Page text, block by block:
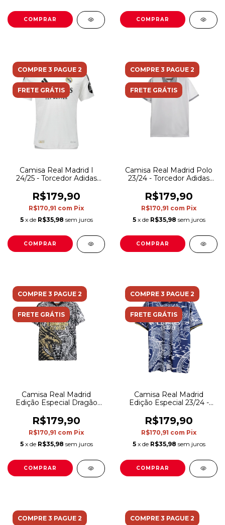
COMPRAR COMPRAR
COMPRE 3 PAGUE 2
FRETE GRÁTIS
Camisa Real Madrid I
24/25 - Torcedor Adidas
detalhes em preto
R$179,90
R$170,91 com Pix
5 x de R$35,98 sem juros
COMPRAR
COMPRE 3 PAGUE 2
FRETE GRÁTIS
Camisa Real Madrid Polo
23/24 - Torcedor Adidas
detalhes em preto
R$179,90
R$170,91 com Pix
5 x de R$35,98 sem juros
COMPRAR
COMPRE 3 PAGUE 2
FRETE GRÁTIS
Camisa Real Madrid
Edição Especial Dragão
Masculina - Preta com
detalhes em dourado e
branco
R$179,90
R$170,91 com Pix
5 x de R$35,98 sem juros
COMPRAR
COMPRE 3 PAGUE 2
FRETE GRÁTIS
Camisa Real Madrid
Edição Especial 23/24 -
- Azul com detalhes em
branco e amarelo
R$179,90
R$170,91 com Pix
5 x de R$35,98 sem juros
COMPRAR
COMPRE 3 PAGUE 2 COMPRE 3 PAGUE 2